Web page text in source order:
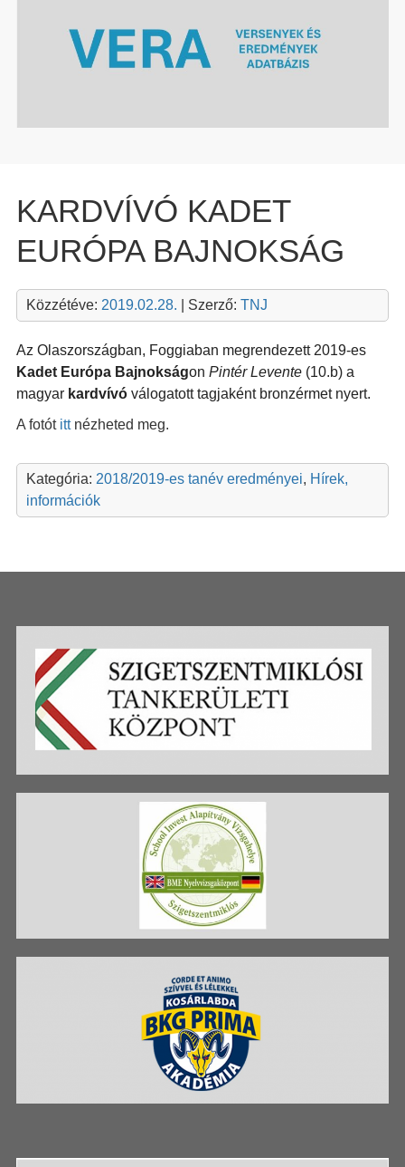
KARDVÍVÓ KADET
EURÓPA BAJNOKSÁG
Közzétéve: 2019.02.28. | Szerző: TNJ
Az Olaszországban, Foggiaban megrendezett 2019-es
Kadet Európa Bajnokságon Pintér Levente(10.b) a
magyar kardvívóválogatott tagjaként bronzérmet nyert.
A fotót ittnézheted meg.
Kategória: 2018/2019-es tanév eredményei, Hírek,
információk